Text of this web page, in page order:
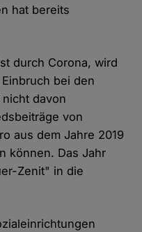
hat bereits
durch Corona, wird
bei den
davon
von
aus dem Jahre 2019
können. Das Jahr
Zenit" in die